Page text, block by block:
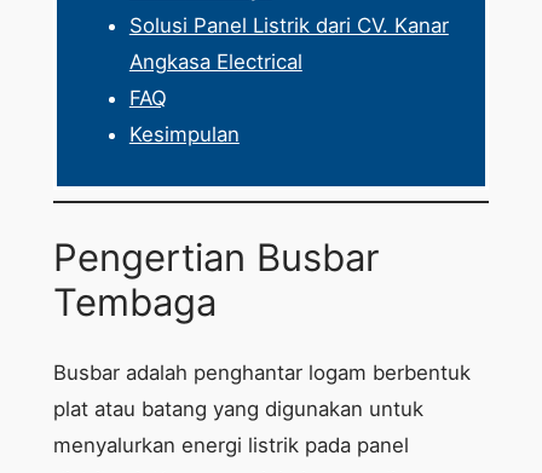
Solusi Panel Listrik dari CV. Kanar
Angkasa Electrical
FAQ
Kesimpulan
Pengertian Busbar
Tembaga
Busbar adalah penghantar logam berbentuk
plat atau batang yang digunakan untuk
menyalurkan energi listrik pada panel